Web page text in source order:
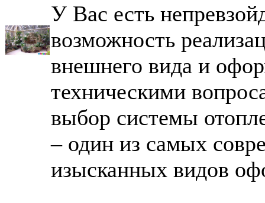
У Вас есть
возможность
внешнего вида и
техническими
выбор системы
– один из самых
изысканных видов